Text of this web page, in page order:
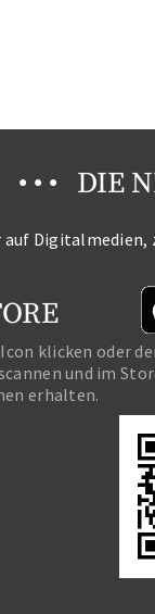
• • • DIE
Digitalmedien,
klicken oder
und im
erhalten.